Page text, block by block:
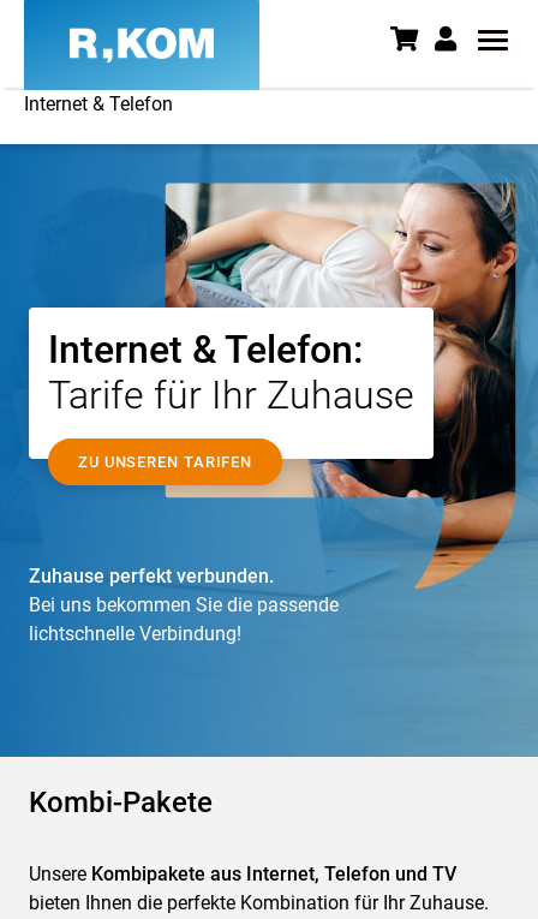
Internet & Telefon
Internet, TV und Telefon |
Internet & Telefon:
Tarife für Ihr Zuhause
ZU UNSEREN TARIFEN
Zuhause perfekt verbunden.
Bei uns bekommen Sie die passende
lichtschnelle Verbindung!
Kombi-Pakete
Unsere Kombipakete aus Internet, Telefon und TV
bieten Ihnen die perfekte Kombination für Ihr Zuhause.